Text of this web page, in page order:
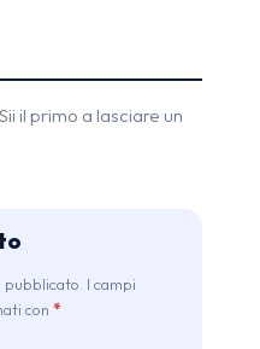
il primo a lasciare un
pubblicato. I campi
con *